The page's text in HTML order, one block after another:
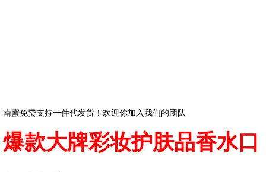
南蜜免费支持一件代发货！欢迎你加入我们的团队
爆款大牌彩妆护肤品香水口